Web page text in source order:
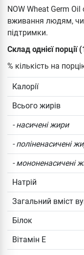
NOW Wheat Germ
вживання людям,
підтримки.
Склад однієї порції
% кількість на
Калорії
Всього жирів
- насичені жири
- поліненасичені
- мононенасичені
Натрій
Загальний вміст
Білок
Вітамін Е